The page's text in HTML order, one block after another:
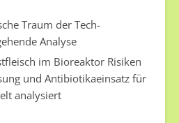
Traum der Tech-
Analyse
im Bioreaktor Risiken
und Antibiotikaeinsatz für
analysiert